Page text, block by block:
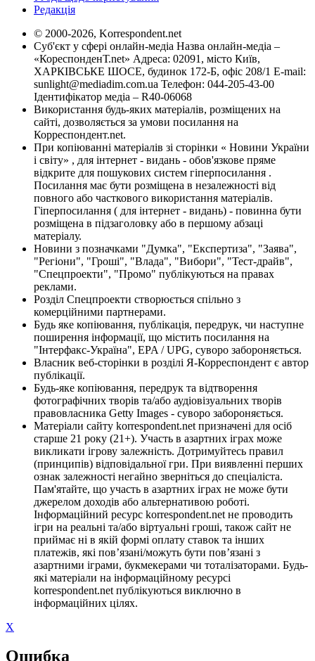
Редакція
© 2000-2026, Korrespondent.net
Суб'єкт у сфері онлайн-медіа Назва онлайн-медіа –
«КореспонденТ.net» Адреса: 02091, місто Київ,
ХАРКІВСЬКЕ ШОСЕ, будинок 172-Б, офіс 208/1 E-mail:
sunlight@mediadim.com.ua Телефон: 044-205-43-00
Ідентифікатор медіа – R40-06068
Використання будь-яких матеріалів, розміщених на
сайті, дозволяється за умови посилання на
Корреспондент.net.
При копіюванні матеріалів зі сторінки « Новини України
і світу» , для інтернет - видань - обов'язкове пряме
відкрите для пошукових систем гіперпосилання .
Посилання має бути розміщена в незалежності від
повного або часткового використання матеріалів.
Гіперпосилання ( для інтернет - видань) - повинна бути
розміщена в підзаголовку або в першому абзаці
матеріалу.
Новини з позначками "Думка", "Експертиза", "Заява",
"Регіони", "Гроші", "Влада", "Вибори", "Тест-драйв",
"Спецпроекти", "Промо" публікуються на правах
реклами.
Розділ Спецпроекти створюється спільно з
комерційними партнерами.
Будь яке копіювання, публікація, передрук, чи наступне
поширення інформації, що містить посилання на
"Інтерфакс-Україна", EPA / UPG, суворо забороняється.
Власник веб-сторінки в розділі Я-Корреспондент є автор
публікації.
Будь-яке копіювання, передрук та відтворення
фотографічних творів та/або аудіовізуальних творів
правовласника Getty Images - суворо забороняється.
Матеріали сайту korrespondent.net призначені для осіб
старше 21 року (21+). Участь в азартних іграх може
викликати ігрову залежність. Дотримуйтесь правил
(принципів) відповідальної гри. При виявленні перших
ознак залежності негайно зверніться до спеціаліста.
Пам'ятайте, що участь в азартних іграх не може бути
джерелом доходів або альтернативою роботі.
Інформаційний ресурс korrespondent.net не проводить
ігри на реальні та/або віртуальні гроші, також сайт не
приймає ні в якій формі оплату ставок та інших
платежів, які пов’язані/можуть бути пов’язані з
азартними іграми, букмекерами чи тоталізаторами. Будь-
які матеріали на інформаційному ресурсі
korrespondent.net публікуються виключно в
інформаційних цілях.
X
Ошибка